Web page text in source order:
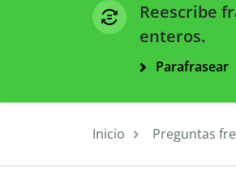
Reescribe
enteros.
Parafrasear
Inicio Preguntas